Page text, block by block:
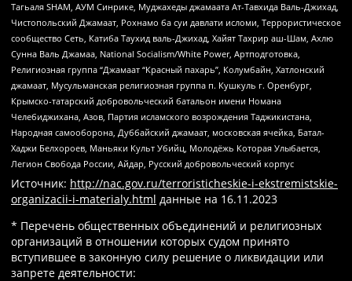
Тагьаля SHAM, АУМ Синрике, Муджахеды джамаата Ат-Тавхида Валь-Джихад,
Чистопольский Джамаат, Рохнамо ба суи давлати исломи, Террористическое
сообщество Сеть, Катиба Таухид валь-Джихад, Хайят Тахрир аш-Шам, Ахлю
Сунна Валь Джамаа, National Socialism/White Power, Артподготовка,
Религиозная группа “Джамаат “Красный пахарь”, Колумбайн, Хатлонский
джамаат, Мусульманская религиозная группа п. Кушкуль г. Оренбург,
Крымско-татарский добровольческий батальон имени Номана
Челебиджихана, Азов, Партия исламского возрождения Таджикистана,
Народная самооборона, Дуббайский джамаат, московская ячейка, Батал-
Хаджи Белхороев, Маньяки Культ Убийц, Молодёжь Которая Улыбается,
Легион Свобода России, Айдар, Русский добровольческий корпус
Источник: http://nac.gov.ru/terroristicheskie-i-ekstremistskie-
organizacii-i-materialy.html данные на 16.11.2023
* Перечень общественных объединений и религиозных
организаций в отношении которых судом принято
вступившее в законную силу решение о ликвидации или
запрете деятельности: